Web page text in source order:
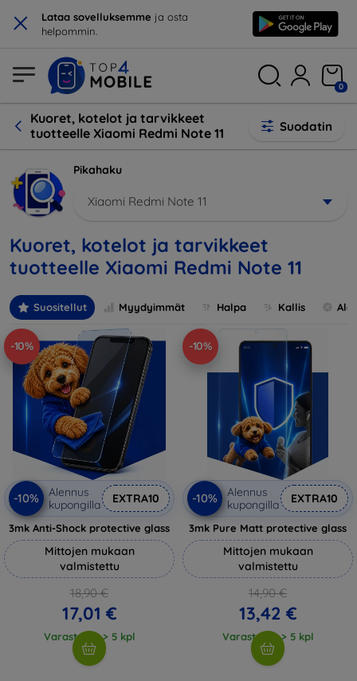
× Lataa sovelluksemme ja osta
helpommin.
0
Kuoret, kotelot ja tarvikkeet
tuotteelle Xiaomi Redmi Note 11
Suodatin
Pikahaku
Xiaomi Redmi Note 11
Kuoret, kotelot ja tarvikkeet
tuotteelle Xiaomi Redmi Note 11
Suositellut Myydyimmät Halpa Kallis
-10%
-10%
Alennus
kupongilla
EXTRA10
3mk Anti-Shock protective glass
Mittojen mukaan
valmistettu
18,90 €
17,01 €
Varastossa > 5 kpl
-10%
-10%
Alennus
kupongilla
EXTRA10
3mk Pure Matt protective glass
Mittojen mukaan
valmistettu
14,90 €
13,42 €
Varastossa > 5 kpl